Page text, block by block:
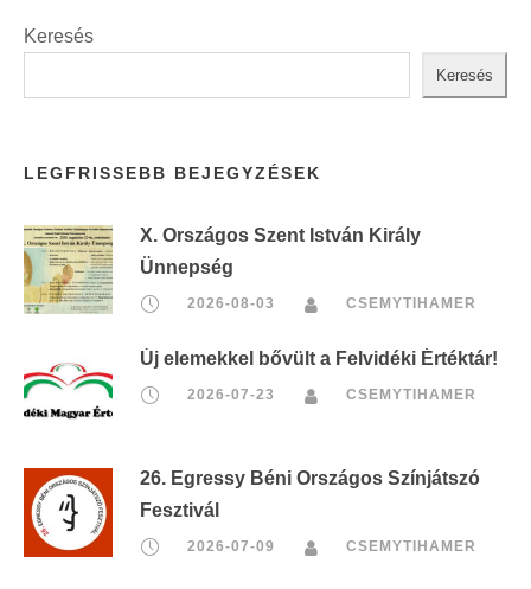
Keresés
Keresés
LEGFRISSEBB BEJEGYZÉSEK
X. Országos Szent István Király
Ünnepség
2026-08-03 CSEMYTIHAMER
Új elemekkel bővült a Felvidéki Értéktár!
2026-07-23 CSEMYTIHAMER
26. Egressy Béni Országos Színjátszó
Fesztivál
2026-07-09 CSEMYTIHAMER